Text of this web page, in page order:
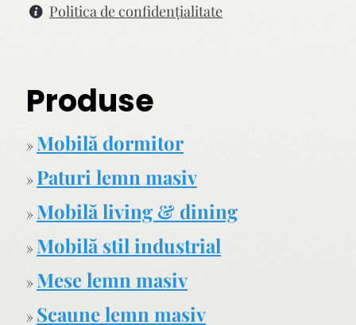
Politica de confidenţialitate
Produse
» Mobilă dormitor
» Paturi lemn masiv
» Mobilă living & dining
» Mobilă stil industrial
» Mese lemn masiv
» Scaune lemn masiv